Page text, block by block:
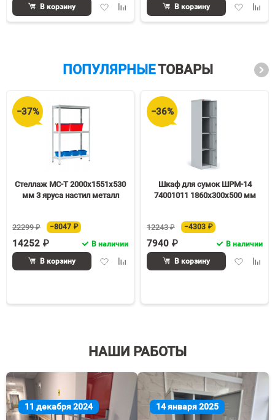
ДобавитьДобавить
В корзину
Добавить
В корзину
ПОПУЛЯРНЫЕТОВАРЫ
−37%
Стеллаж МС-Т 2000х1551х530
мм 3 яруса настил металл
22299 ₽ −8047 ₽
14252 ₽ В наличии
ДобавитьДобавить
В корзину
−36%
Шкаф для сумок ШРМ-14
74001011 1860х300х500 мм
12243 ₽ −4303 ₽
7940 ₽ В наличии
Добавить
В корзину
НАШИ РАБОТЫ
11 декабря 2024
14 января 2025